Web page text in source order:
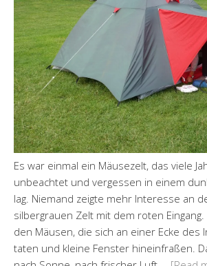
Es war einmal ein Mäusezelt, das viele
unbeachtet und vergessen in einem
lag. Niemand zeigte mehr Interesse an
silbergrauen Zelt mit dem roten
den Mäusen, die sich an einer Ecke des
taten und kleine Fenster hineinfraßen.